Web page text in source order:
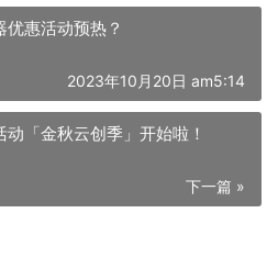
惠活动预热？
2023年10月20日 am5:14
「金秋云创季」开始啦！
下一篇 »